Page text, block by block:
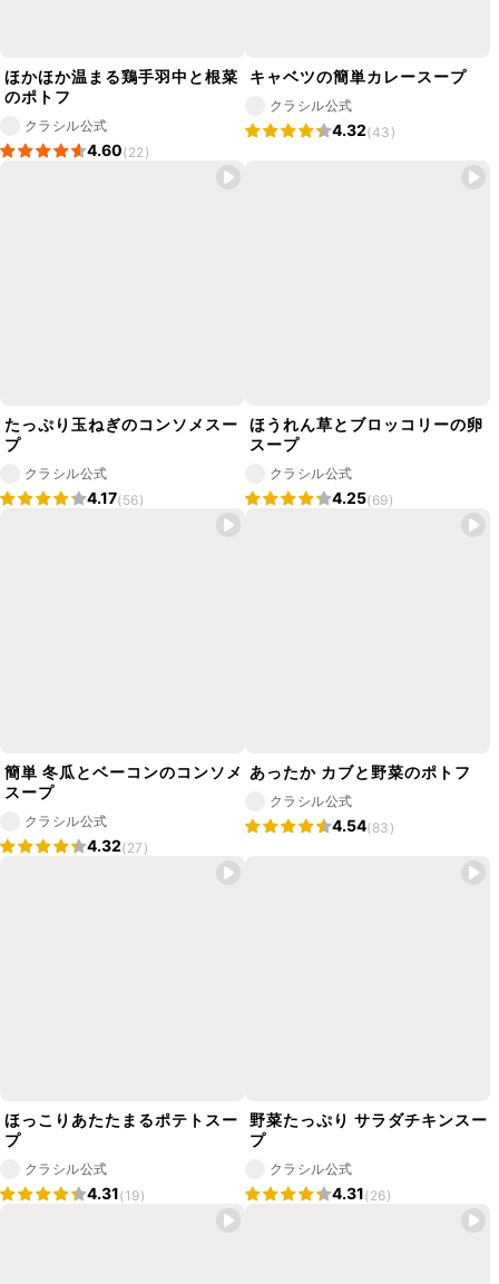
ほかほか温まる鶏手羽中と根菜
のポトフ
クラシル公式
4.60(22)
キャベツの簡単カレースープ
クラシル公式
4.32(43)
たっぷり玉ねぎのコンソメスー
プ
クラシル公式
4.17(56)
ほうれん草とブロッコリーの卵
スープ
クラシル公式
4.25(69)
簡単 冬瓜とベーコンのコンソメ
スープ
クラシル公式
4.32(27)
あったか カブと野菜のポトフ
クラシル公式
4.54(83)
ほっこりあたたまるポテトスー
プ
クラシル公式
4.31(19)
野菜たっぷり サラダチキンスー
プ
クラシル公式
4.31(26)